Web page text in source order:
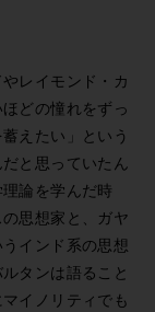
レイモンド・カ
どの憧れをずっ
えたい」という
と思っていたん
論を学んだ時
思想家と、ガヤ
インド系の思想
タンは語ること
イノリティでも